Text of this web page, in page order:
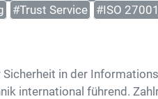
#Trust Service #ISO 27001
in der
international führend.